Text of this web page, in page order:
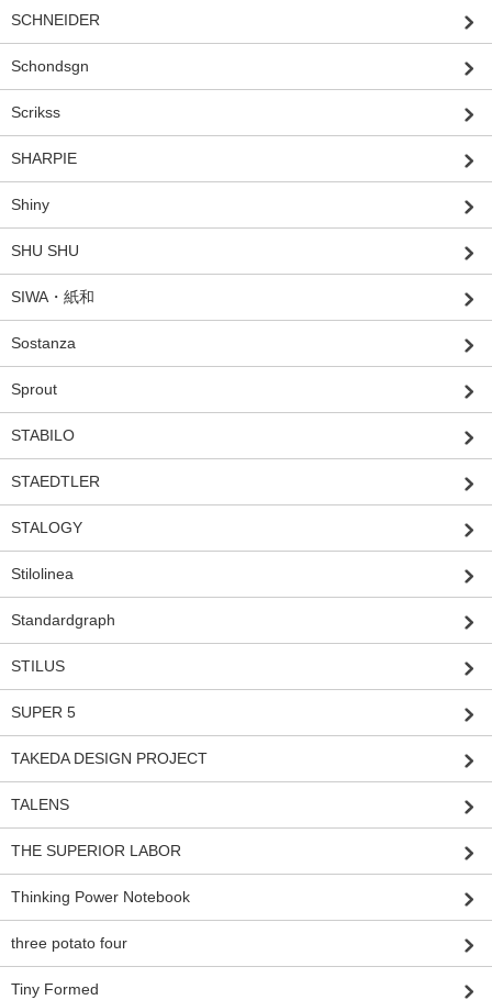
SCHNEIDER
Schondsgn
Scrikss
SHARPIE
Shiny
SHU SHU
SIWA・紙和
Sostanza
Sprout
STABILO
STAEDTLER
STALOGY
Stilolinea
Standardgraph
STILUS
SUPER 5
TAKEDA DESIGN PROJECT
TALENS
THE SUPERIOR LABOR
Thinking Power Notebook
three potato four
Tiny Formed